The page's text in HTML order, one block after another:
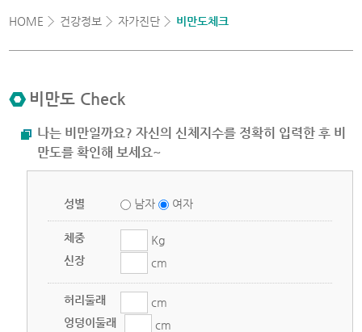
HOME 건강정보 자가진단 비만도체크
비만도 Check
나는 비만일까요? 자신의 신체지수를 정확히 입력한 후 비
만도를 확인해 보세요~
성별 남자 여자
체중
Kg
신장
cm
허리둘래
cm
엉덩이둘래
cm